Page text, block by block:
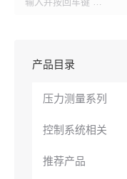
产品目录
压力测量系列
控制系统相关
推荐产品